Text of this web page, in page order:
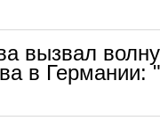
вызвал волну
в Германии: